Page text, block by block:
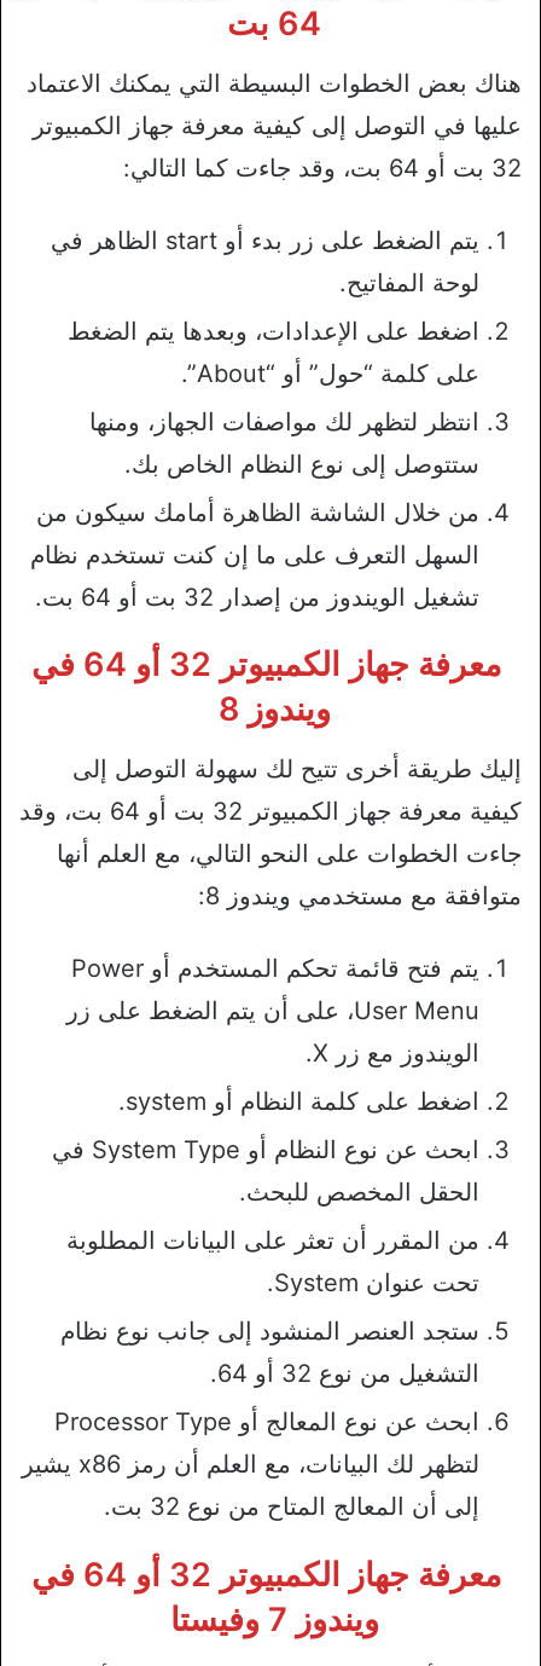
64 بت
هناك بعض الخطوات البسيطة التي يمكنك الاعتماد
عليها في التوصل إلى كيفية معرفة جهاز الكمبيوتر
32 بت أو 64 بت، وقد جاءت كما التالي:
يتم الضغط على زر بدء أو start الظاهر في
لوحة المفاتيح.
اضغط على الإعدادات، وبعدها يتم الضغط
على كلمة “حول” أو “About”.
انتظر لتظهر لك مواصفات الجهاز، ومنها
ستتوصل إلى نوع النظام الخاص بك.
من خلال الشاشة الظاهرة أمامك سيكون من
السهل التعرف على ما إن كنت تستخدم نظام
تشغيل الويندوز من إصدار 32 بت أو 64 بت.
معرفة جهاز الكمبيوتر 32 أو 64 في
ويندوز 8
إليك طريقة أخرى تتيح لك سهولة التوصل إلى
كيفية معرفة جهاز الكمبيوتر 32 بت أو 64 بت، وقد
جاءت الخطوات على النحو التالي، مع العلم أنها
متوافقة مع مستخدمي ويندوز 8:
يتم فتح قائمة تحكم المستخدم أو Power
User Menu، على أن يتم الضغط على زر
الويندوز مع زر X.
اضغط على كلمة النظام أو system.
ابحث عن نوع النظام أو System Type في
الحقل المخصص للبحث.
من المقرر أن تعثر على البيانات المطلوبة
تحت عنوان System.
ستجد العنصر المنشود إلى جانب نوع نظام
التشغيل من نوع 32 أو 64.
ابحث عن نوع المعالج أو Processor Type
لتظهر لك البيانات، مع العلم أن رمز x86 يشير
إلى أن المعالج المتاح من نوع 32 بت.
معرفة جهاز الكمبيوتر 32 أو 64 في
ويندوز 7 وفيستا